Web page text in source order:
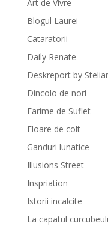
Art de Vivre
Blogul Laurei
Cataratorii
Daily Renate
Deskreport by
Dincolo de nori
Farime de Suflet
Floare de colt
Ganduri lunatice
Illusions Street
Inspriation
Istorii incalcite
La capatul